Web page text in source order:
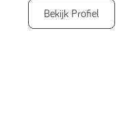
Bekijk Profiel